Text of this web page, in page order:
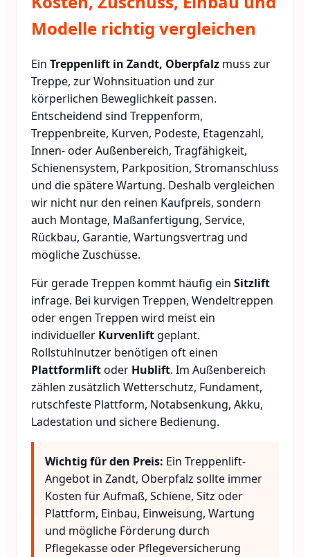
Modelle richtig vergleichen
Ein Treppenlift in Zandt, Oberpfalz muss zur
Treppe, zur Wohnsituation und zur
körperlichen Beweglichkeit passen.
Entscheidend sind Treppenform,
Treppenbreite, Kurven, Podeste, Etagenzahl,
Innen- oder Außenbereich, Tragfähigkeit,
Schienensystem, Parkposition, Stromanschluss
und die spätere Wartung. Deshalb vergleichen
wir nicht nur den reinen Kaufpreis, sondern
auch Montage, Maßanfertigung, Service,
Rückbau, Garantie, Wartungsvertrag und
mögliche Zuschüsse.
Für gerade Treppen kommt häufig ein Sitzlift
infrage. Bei kurvigen Treppen, Wendeltreppen
oder engen Treppen wird meist ein
individueller Kurvenlift geplant.
Rollstuhlnutzer benötigen oft einen
Plattformliftoder Hublift. Im Außenbereich
zählen zusätzlich Wetterschutz, Fundament,
rutschfeste Plattform, Notabsenkung, Akku,
Ladestation und sichere Bedienung.
Wichtig für den Preis: Ein Treppenlift-
Angebot in Zandt, Oberpfalz sollte immer
Kosten für Aufmaß, Schiene, Sitz oder
Plattform, Einbau, Einweisung, Wartung
und mögliche Förderung durch
Pflegekasse oder Pflegeversicherung